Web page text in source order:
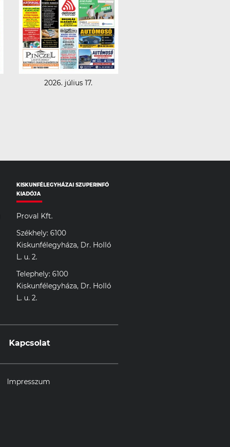
2026. július 17.
KISKUNFÉLEGYHÁZAI SZUPERINFÓ
KIADÓJA
Proval Kft.
Székhely: 6100
Kiskunfélegyháza, Dr. Holló
L. u. 2.
Telephely: 6100
Kiskunfélegyháza, Dr. Holló
L. u. 2.
Kapcsolat
Impresszum